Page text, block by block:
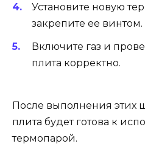
Установите новую
закрепите ее винтом.
Включите газ и
плита корректно.
После выполнения этих
плита будет готова к
термопарой.